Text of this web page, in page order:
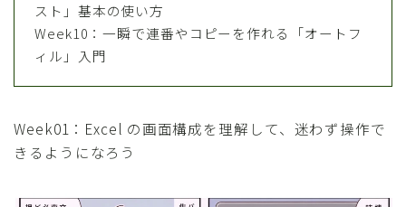
スト」基本の使い方
Week10：一瞬で連番やコピーを作れる「オートフ
ィル」入門
Week01：Excel の画面構成を理解して、迷わず操作で
きるようになろう